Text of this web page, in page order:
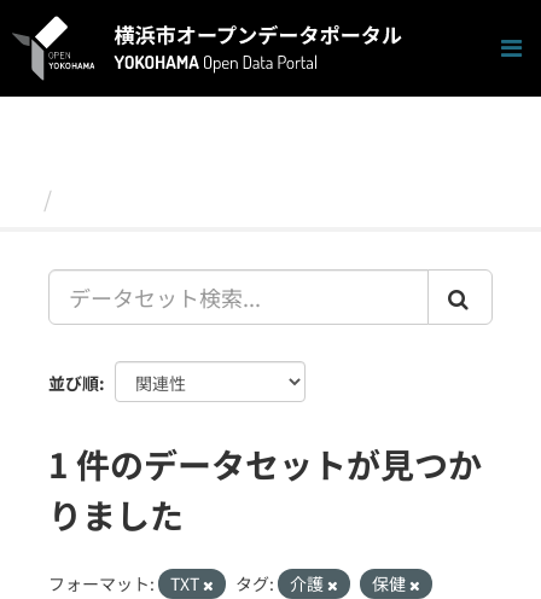
キ
並び順
1 件のデータセットが見つか
りました
フォーマット: TXT タグ: 介護
保健